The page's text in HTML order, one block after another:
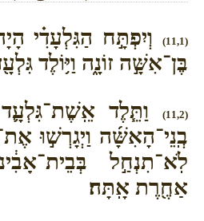
(11,1)
וְיִפְתָּ֣ח הַגִּלְעָדִ֗י
בֶּן־אִשָּׁ֣ה זוֹנָ֑ה וַיּ֥וֹלֶד
(11,2)
וַתֵּ֧לֶד אֵֽשֶׁת־גִּלְעָ֛ד
בְֽנֵי־הָאִשָּׁ֜ה וַיְגָרְשׁ֣וּ
לֹֽא־תִנְחַ֣ל
אַחֶ֖רֶת אָֽתָּה׃